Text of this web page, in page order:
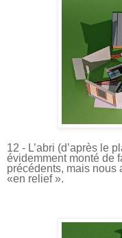
12 - L’abri (d’après le
évidemment monté de
précédents, mais nous
«en relief ».